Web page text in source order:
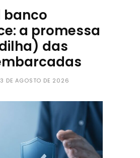
banco
a promessa
das
3 DE AGOSTO DE 2026